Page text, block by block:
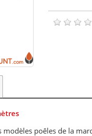
poêles de la